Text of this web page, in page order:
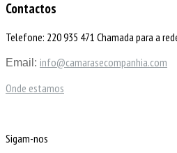
Contactos
Telefone: 220 935 471 Chamada para a
Email: info@camarasecompanhia.com
Onde estamos
Sigam-nos